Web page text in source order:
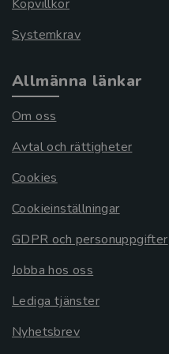
Köpvillkor
Systemkrav
Allmänna länkar
Om oss
Avtal och rättigheter
Cookies
Cookieinställningar
GDPR och personuppgifter
Jobba hos oss
Lediga tjänster
Nyhetsbrev